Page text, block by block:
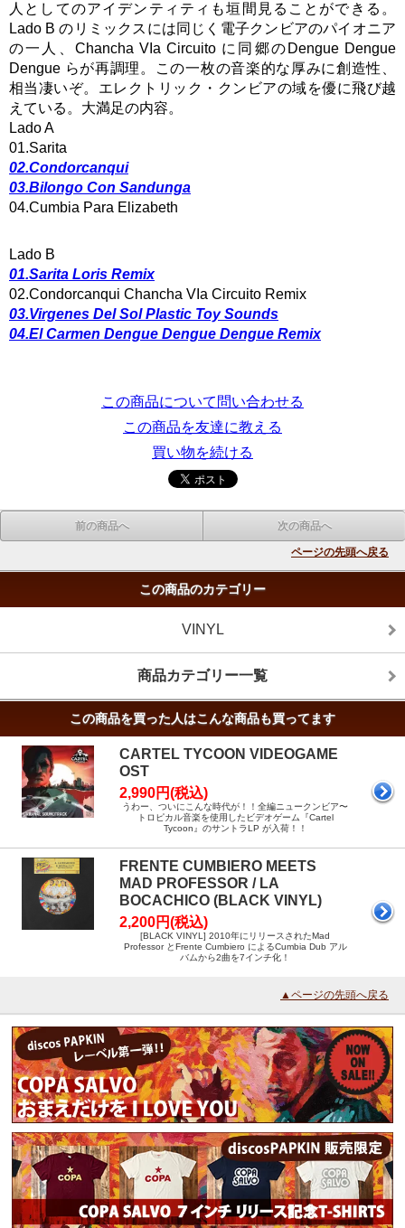
人としてのアイデンティティも垣間見ることができる。
Lado B のリミックスには同じく電子クンビアのパイオニア
の一人、Chancha VIa Circuito に同郷のDengue Dengue
Dengue らが再調理。この一枚の音楽的な厚みに創造性、
相当凄いぞ。エレクトリック・クンビアの域を優に飛び越
えている。大満足の内容。
Lado A
01.Sarita
02.Condorcanqui
03.Bilongo Con Sandunga
04.Cumbia Para Elizabeth
Lado B
01.Sarita Loris Remix
02.Condorcanqui Chancha VIa Circuito Remix
03.Virgenes Del Sol Plastic Toy Sounds
04.El Carmen Dengue Dengue Dengue Remix
この商品について問い合わせる
この商品を友達に教える
買い物を続ける
前の商品へ 次の商品へ
ページの先頭へ戻る
この商品のカテゴリー
VINYL
商品カテゴリー一覧
この商品を買った人はこんな商品も買ってます
CARTEL TYCOON VIDEOGAME
OST
2,990円(税込)
うわー、ついにこんな時代が！！全編ニュークンビア〜
トロピカル音楽を使用したビデオゲーム『Cartel
Tycoon』のサントラLP が入荷！！
FRENTE CUMBIERO MEETS
MAD PROFESSOR / LA
BOCACHICO (BLACK VINYL)
2,200円(税込)
[BLACK VINYL] 2010年にリリースされたMad
Professor とFrente Cumbiero によるCumbia Dub アル
バムから2曲を7インチ化！
▲ページの先頭へ戻る